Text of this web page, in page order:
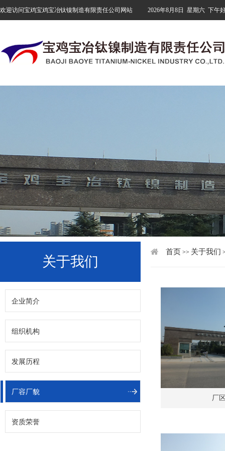
欢迎访问宝鸡宝鸡宝冶钛镍制造有限责任公司网站 2026年8月8日 星期六 下午
关于我们
企业简介
组织机构
发展历程
厂容厂貌
资质荣誉
首页 >> 关于我们
厂